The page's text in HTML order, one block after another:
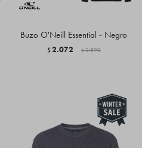
Buzo O'Neill Essential - Negro
$2.072 $ 2.590